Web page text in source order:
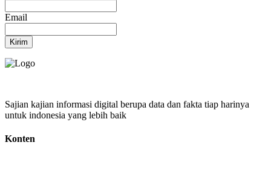
Email
Kirim
Sajian kajian informasi digital berupa data dan fakta tiap harinya
untuk indonesia yang lebih baik
Konten